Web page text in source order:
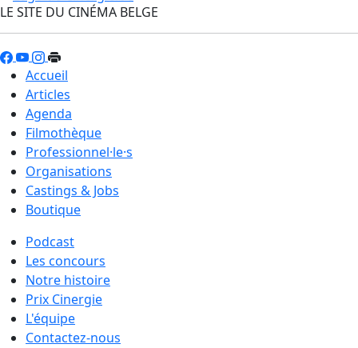
LE SITE DU CINÉMA BELGE
Accueil
Articles
Agenda
Filmothèque
Professionnel·le·s
Organisations
Castings & Jobs
Boutique
Podcast
Les concours
Notre histoire
Prix Cinergie
L'équipe
Contactez-nous